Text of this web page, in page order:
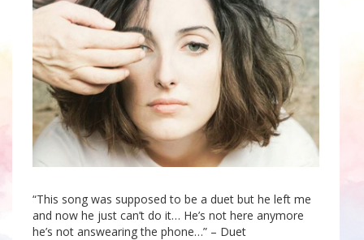
“This song was supposed to be a duet but he left me
and now he just can’t do it… He’s not here anymore
he’s not answearing the phone…” – Duet